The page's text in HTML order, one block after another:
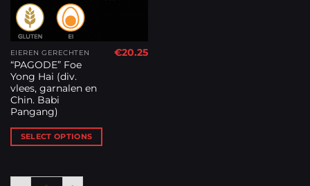
EIEREN GERECHTEN
“PAGODE” Foe
Yong Hai (div.
vlees, garnalen en
Chin. Babi
Pangang)
€20.25
SELECT OPTIONS
“PAGODE” Foe Yong Hai (div. vlees, garnalen en